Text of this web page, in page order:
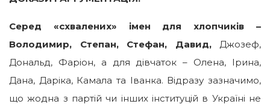
Серед «схвалених» імен для хлопчиків –
Володимир, Степан, Стефан, Давид, Джозеф,
Дональд, Фаріон, а для дівчаток – Олена, Ірина,
Дана, Даріка, Камала та Іванка. Відразу зазначимо,
що жодна з партій чи інших інституцій в Україні не